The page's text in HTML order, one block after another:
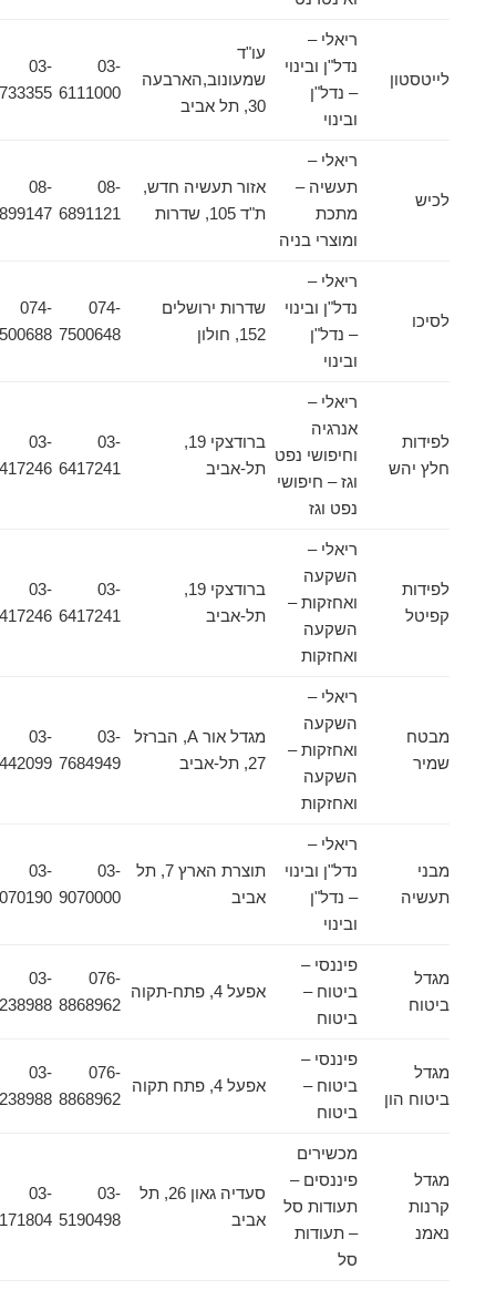
לייטסטון
ריאלי –
נדל"ן ובינוי
– נדל"ן
ובינוי
שמעונוב,הארבעה
6111000
6733355
לכיש
ריאלי –
תעשיה –
מתכת
ומוצרי בניה
אזור תעשיה חדש,
08-
6891121
6899147
לסיכו
ריאלי –
נדל"ן ובינוי
– נדל"ן
ובינוי
שדרות ירושלים
074-
7500648
074-
7500688
לפידות
חלץ יהש
ריאלי –
אנרגיה
וחיפושי נפט
וגז – חיפושי
נפט וגז
ברודצקי 19,
תל-אביב
6417241
6417246
לפידות
קפיטל
ריאלי –
השקעה
ואחזקות –
השקעה
ואחזקות
ברודצקי 19,
תל-אביב
6417241
6417246
מבטח
שמיר
ריאלי –
השקעה
ואחזקות –
השקעה
ואחזקות
מגדל אור A, הברזל
03-
7684949
6442099
מבני
תעשיה
ריאלי –
נדל"ן ובינוי
– נדל"ן
ובינוי
תוצרת הארץ 7, תל
אביב
03-
9070000
9070190
מגדל
ביטוח
פיננסי –
ביטוח –
ביטוח
אפעל 4, פתח-תקוה
076-
8868962
9238988
מגדל
ביטוח הון
פיננסי –
ביטוח –
ביטוח
אפעל 4, פתח תקוה
076-
8868962
9238988
מגדל
קרנות
נאמנ
מכשירים
פיננסים –
תעודות סל
– תעודות
סעדיה גאון 26, תל
אביב
03-
5190498
5171804